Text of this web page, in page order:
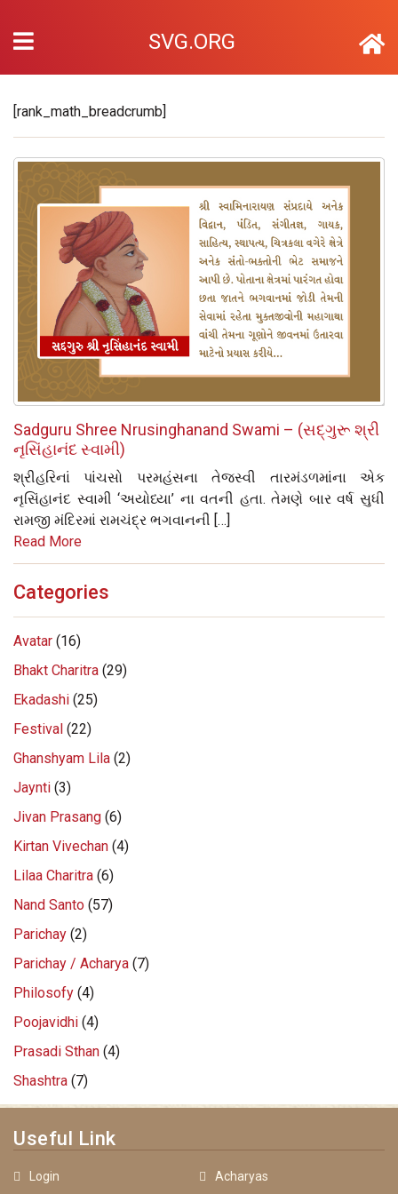
SVG.ORG
[rank_math_breadcrumb]
Sadguru Shree Nrusinghanand Swami – (સદ્‌ગુરૂ શ્રી
નૃસિંહાનંદ સ્વામી)
શ્રીહરિનાં પાંચસો પરમહંસના તેજસ્વી તારમંડળમાંના એક
નૃસિંહાનંદ સ્વામી ‘અયોધ્યા’ ના વતની હતા. તેમણે બાર વર્ષ સુધી
રામજી મંદિરમાં રામચંદ્ર ભગવાનની […]
Read More
Categories
Avatar (16)
Bhakt Charitra (29)
Ekadashi (25)
Festival (22)
Ghanshyam Lila (2)
Jaynti (3)
Jivan Prasang (6)
Kirtan Vivechan (4)
Lilaa Charitra (6)
Nand Santo (57)
Parichay (2)
Parichay / Acharya (7)
Philosofy (4)
Poojavidhi (4)
Prasadi Sthan (4)
Shashtra (7)
Useful Link
Login
Acharyas